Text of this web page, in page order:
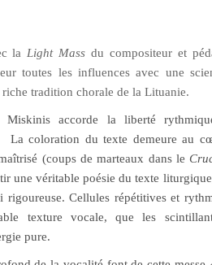
la Light Mass du compositeur et
toutes les influences avec une
tradition chorale de la Lituanie.
accorde la liberté
coloration du texte demeure au
(coups de marteaux dans le
une véritable poésie du texte
Cellules répétitives et
texture vocale, que les
pure.